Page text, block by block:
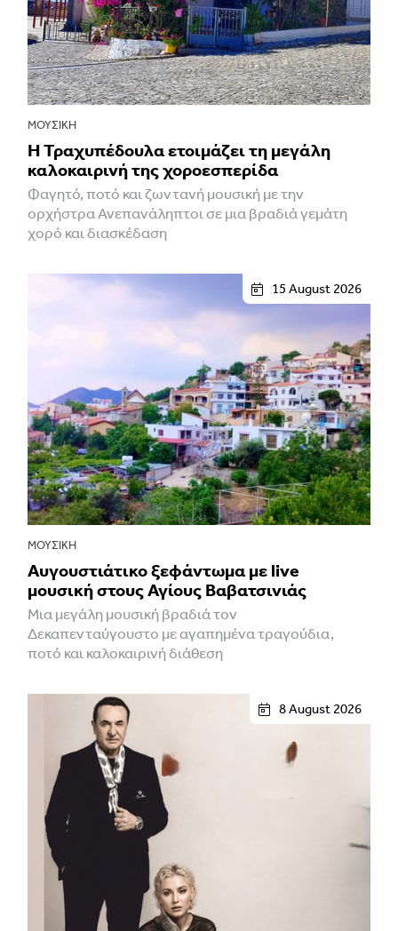
ΜΟΥΣΙΚΉ
Η Τραχυπέδουλα ετοιμάζει τη μεγάλη
καλοκαιρινή της χοροεσπερίδα
Φαγητό, ποτό και ζωντανή μουσική με την
ορχήστρα Ανεπανάληπτοι σε μια βραδιά γεμάτη
χορό και διασκέδαση
15 August 2026
ΜΟΥΣΙΚΉ
Αυγουστιάτικο ξεφάντωμα με live
μουσική στους Αγίους Βαβατσινιάς
Μια μεγάλη μουσική βραδιά τον
Δεκαπενταύγουστο με αγαπημένα τραγούδια,
ποτό και καλοκαιρινή διάθεση
8 August 2026